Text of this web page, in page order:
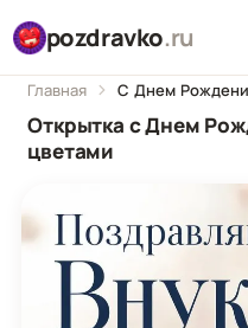
pozdravko.ru
Главная С Днем
Открытка с Днем
цветами